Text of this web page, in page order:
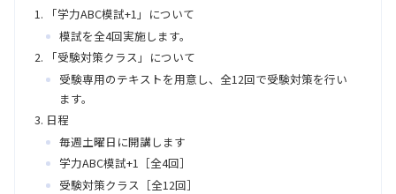
「学力ABC模試+1」について
模試を全4回実施します。
「受験対策クラス」について
受験専用のテキストを用意し、全12回で受験対策を行い
ます。
日程
毎週土曜日に開講します
学力ABC模試+1［全4回］
受験対策クラス［全12回］